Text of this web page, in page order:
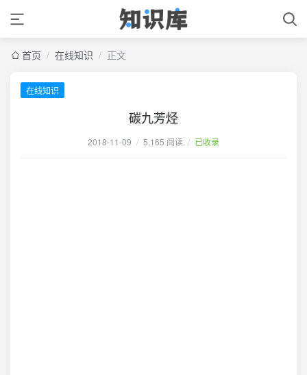
首页 / 在线知识 / 正文
在线知识
碳九芳烃
2018-11-09 / 5,165 阅读 / 已收录